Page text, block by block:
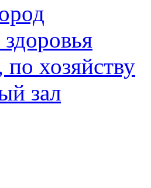
хозяйству
зал